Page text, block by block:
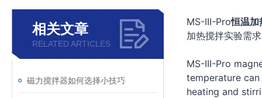
相关文章
RELATED ARTICLES
磁力搅拌器如何选择小技巧
MS-III-Pro恒温加
加热搅拌实验需
MS-III-Pro
temperature
heating and